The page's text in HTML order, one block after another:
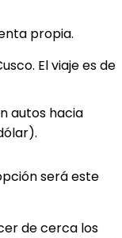
propia.
El viaje es de
autos hacia
será este
de cerca los